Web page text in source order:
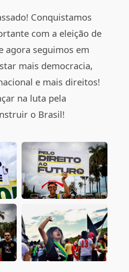
Conquistamos
com a eleição de
agora seguimos em
mais democracia,
e mais direitos!
na luta pela
o Brasil!